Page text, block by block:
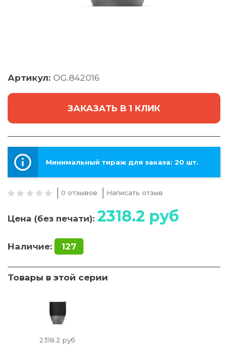
Артикул: OG.842016
ЗАКАЗАТЬ В 1 КЛИК
Минимальный тираж для заказа: 20 шт.
0 отзывов Написать отзыв
Цена (без печати): 2318.2 руб
Наличие: 127
Товары в этой серии
2318.2 руб